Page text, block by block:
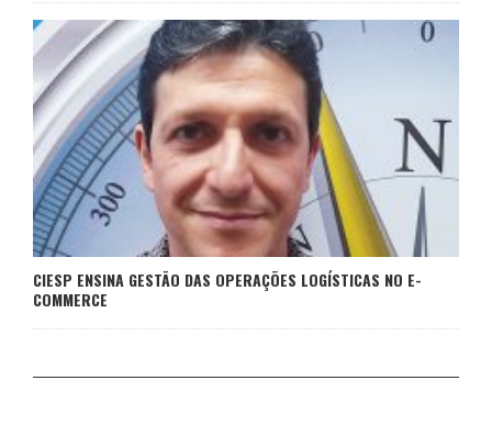
CIESP ENSINA GESTÃO DAS OPERAÇÕES LOGÍSTICAS NO E-
COMMERCE